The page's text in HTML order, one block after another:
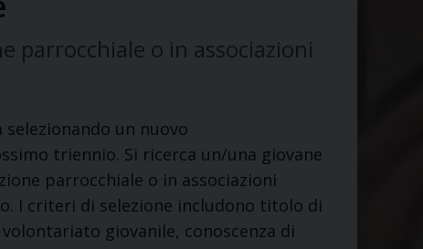
parrocchiale o in associazioni
selezionando un nuovo
triennio. Si ricerca un/una giovane
parrocchiale o in associazioni
I criteri di selezione includono titolo di
giovanile, conoscenza di